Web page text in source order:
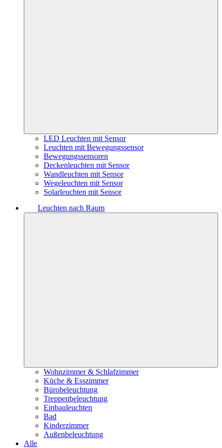
LED Leuchten mit Sensor
Leuchten mit Bewegungssensor
Bewegungssensoren
Deckenleuchten mit Sensor
Wandleuchten mit Sensor
Wegeleuchten mit Sensor
Solarleuchten mit Sensor
Leuchten nach Raum
Wohnzimmer & Schlafzimmer
Küche & Esszimmer
Bürobeleuchtung
Treppenbeleuchtung
Einbauleuchten
Bad
Kinderzimmer
Außenbeleuchtung
Alle